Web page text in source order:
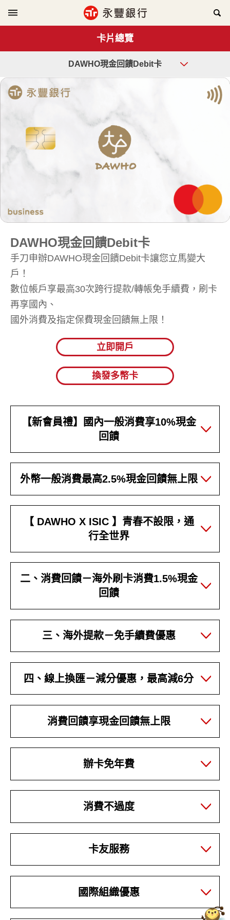
卡片總覽
DAWHO現金回饋Debit卡
DAWHO現金回饋Debit卡
手刀申辦DAWHO現金回饋Debit卡讓您立馬變大
戶！
數位帳戶享最高30次跨行提款/轉帳免手續費，刷卡
再享國內、
國外消費及指定保費現金回饋無上限！
立即開戶
換發多幣卡
【新會員禮】國內一般消費享10%現金
回饋
外幣一般消費最高2.5%現金回饋無上限
【 DAWHO X ISIC 】青春不設限，通
行全世界
二、消費回饋－海外刷卡消費1.5%現金
回饋
三、海外提款－免手續費優惠
四、線上換匯－減分優惠，最高減6分
消費回饋享現金回饋無上限
辦卡免年費
消費不過度
卡友服務
國際組織優惠